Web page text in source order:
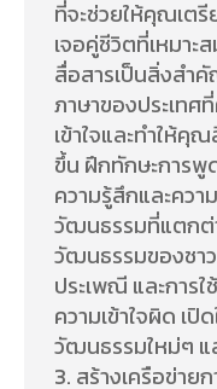
ที่จะช่วยให้คุณเต
เจอคู่ชีวิตที่เหมาะ
สื่อสารเป็นสิ่งสำ
ภาษาของประเทศ
เข้าใจและทำให้
ขึ้น ฝึกทักษะการพู
ความรู้สึกและควา
วัฒนธรรมที่แตกต่
วัฒนธรรมของชา
ประเพณี และการ
ความเข้าใจผิด เปิ
วัฒนธรรมใหม่ๆ
3. สร้างเครือข่าย